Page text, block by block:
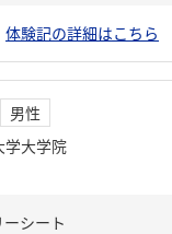
体験記の詳細はこちら
男性
学大学院
シート